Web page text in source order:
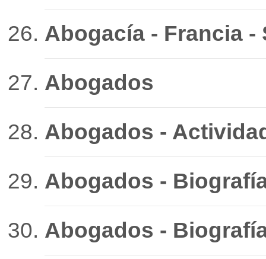
Abogacía - Francia -
Abogados
Abogados -
Abogados -
Abogados -